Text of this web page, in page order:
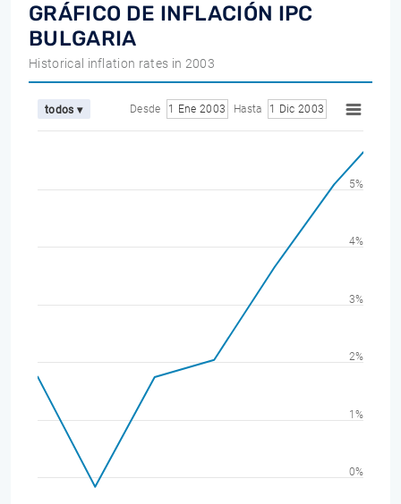
GRÁFICO DE INFLACIÓN IPC
BULGARIA
Historical inflation rates in 2003
todos ▾ Desde 1 Ene 2003 Hasta 1 Dic 2003
0%
1%
2%
3%
4%
5%